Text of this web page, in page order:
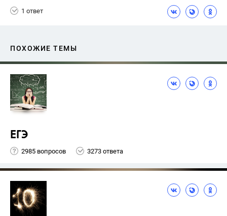
1 ответ
ПОХОЖИЕ ТЕМЫ
ЕГЭ
2985 вопросов 3273 ответа